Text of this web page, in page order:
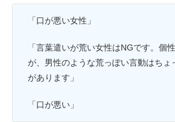
「口が悪い女性」
「言葉遣いが荒い女性はNGです。個
が、男性のような荒っぽい言動はち
があります」
「口が悪い」